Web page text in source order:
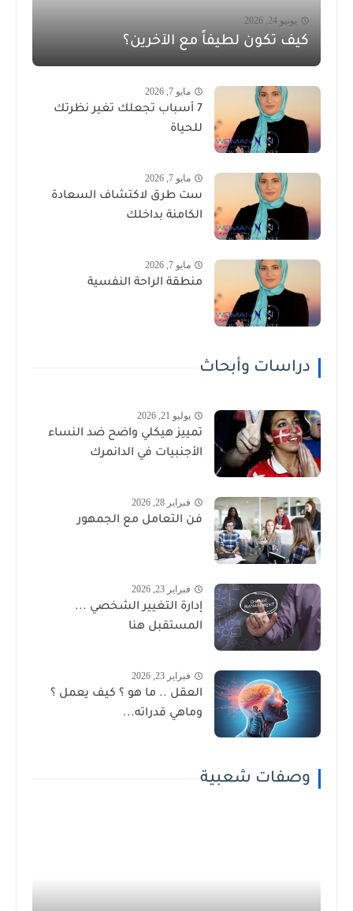
يونيو 24, 2026
كيف تكون لطيفاً مع الآخرين؟
مايو 7, 2026
7 أسباب تجعلك تغير نظرتك
للحياة
مايو 7, 2026
ست طرق لاكتشاف السعادة
الكامنة بداخلك
مايو 7, 2026
منطقة الراحة النفسية
دراسات وأبحاث
يوليو 21, 2026
تمييز هيكلي واضح ضد النساء
الأجنبيات في الدانمرك
فبراير 28, 2026
فن التعامل مع الجمهور
فبراير 23, 2026
إدارة التغيير الشخصي ...
المستقبل هنا
فبراير 23, 2026
العقل .. ما هو ؟ كيف يعمل ؟
وماهي قدراته...
وصفات شعبية